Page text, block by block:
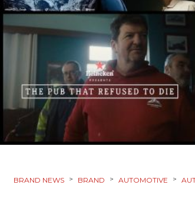
BRAND NEWS > BRAND > AUTOMOTIVE >